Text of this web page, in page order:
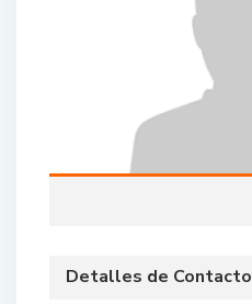
Detalles de Contacto